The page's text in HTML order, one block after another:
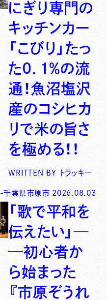
にぎり専門の
キッチンカー
「こびり」たっ
た0．1％の流
通！魚沼塩沢
産のコシヒカ
リで米の旨さ
を極める！！
WRITTEN BY トラッキー
-千葉県市原市 2026.08.03
「歌で平和を
伝えたい」─
─初心者か
ら始まった
『市原ぞうれ